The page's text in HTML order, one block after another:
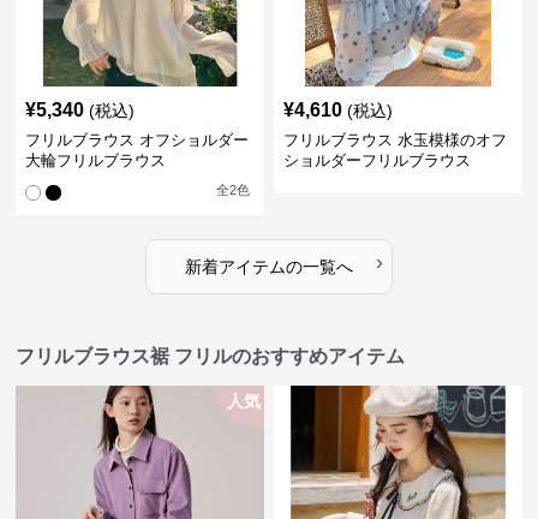
¥5,340 (税込)
フリルブラウス オフショルダー
大輪フリルブラウス
全2色
¥4,610 (税込)
フリルブラウス 水玉模様のオフ
ショルダーフリルブラウス
新着アイテムの一覧へ ›
フリルブラウス裾 フリルのおすすめアイテム
人気